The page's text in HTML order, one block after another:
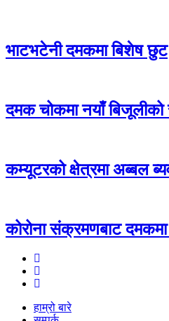
भाटभटेनी दमकमा बिशेष छुट
दमक चोकमा नयाँ बिजूलीको
कम्यूटरको क्षेत्रमा अब्बल
कोरोना संक्रमणबाट
हाम्रो बारे